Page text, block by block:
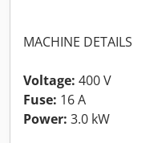
MACHINE DETAILS
Voltage: 400 V
Fuse: 16 A
Power: 3.0 kW